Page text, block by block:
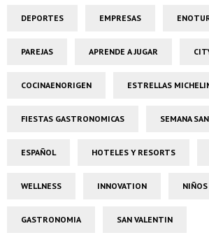
DEPORTES EMPRESAS
PAREJAS APRENDE A JUGAR
COCINAENORIGEN ESTRELLAS
FIESTAS GASTRONOMICAS SEMANA
ESPAÑOL HOTELES Y RESORTS
WELLNESS INNOVATION NIÑOS
GASTRONOMIA SAN VALENTIN